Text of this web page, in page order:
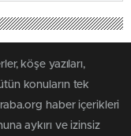
köşe yazıları,
konuların tek
haber içerikleri
aykırı ve izinsiz